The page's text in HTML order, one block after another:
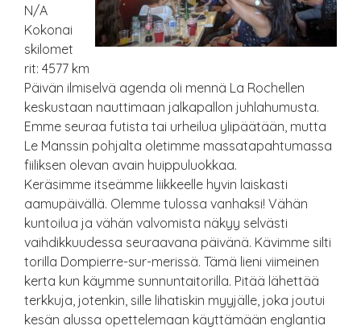
N/A
Kokonai
skilomet
rit: 4577 km
Päivän ilmiselvä agenda oli mennä La Rochellen
keskustaan nauttimaan jalkapallon juhlahumusta.
Emme seuraa futista tai urheilua ylipäätään, mutta
Le Manssin pohjalta oletimme massatapahtumassa
fiiliksen olevan avain huippuluokkaa.
Keräsimme itseämme liikkeelle hyvin laiskasti
aamupäivällä. Olemme tulossa vanhaksi! Vähän
kuntoilua ja vähän valvomista näkyy selvästi
vaihdikkuudessa seuraavana päivänä. Kävimme silti
torilla Dompierre-sur-merissä. Tämä lieni viimeinen
kerta kun käymme sunnuntaitorilla. Pitää lähettää
terkkuja, jotenkin, sille lihatiskin myyjälle, joka joutui
kesän alussa opettelemaan käyttämään englantia